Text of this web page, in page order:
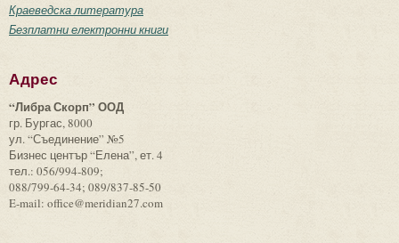
Краеведска литература
Безплатни електронни книги
Адрес
“Либра Скорп” ООД
гр. Бургас, 8000
ул. “Съединение” №5
Бизнес център “Елена”, ет. 4
тел.: 056/994-809;
088/799-64-34; 089/837-85-50
E-mail: office@meridian27.com